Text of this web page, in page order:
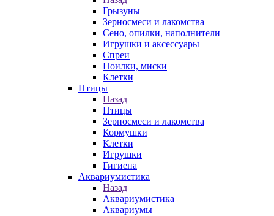
Грызуны
Зерносмеси и лакомства
Сено, опилки, наполнители
Игрушки и аксессуары
Спреи
Поилки, миски
Клетки
Птицы
Назад
Птицы
Зерносмеси и лакомства
Кормушки
Клетки
Игрушки
Гигиена
Аквариумистика
Назад
Аквариумистика
Аквариумы